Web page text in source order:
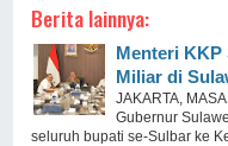
Berita lainnya:
Menteri KKP
Miliar di
JAKARTA,
Gubernur
seluruh bupati se-Sulbar ke